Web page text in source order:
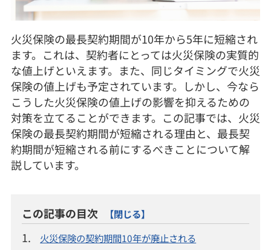
火災保険の最長契約期間が10年から5年に短縮され
ます。これは、契約者にとっては火災保険の実質的
な値上げといえます。また、同じタイミングで火災
保険の値上げも予定されています。しかし、今なら
こうした火災保険の値上げの影響を抑えるための
対策を立てることができます。この記事では、火災
保険の最長契約期間が短縮される理由と、最長契
約期間が短縮される前にするべきことについて解
説しています。
この記事の目次 【閉じる】
1. 火災保険の契約期間10年が廃止される